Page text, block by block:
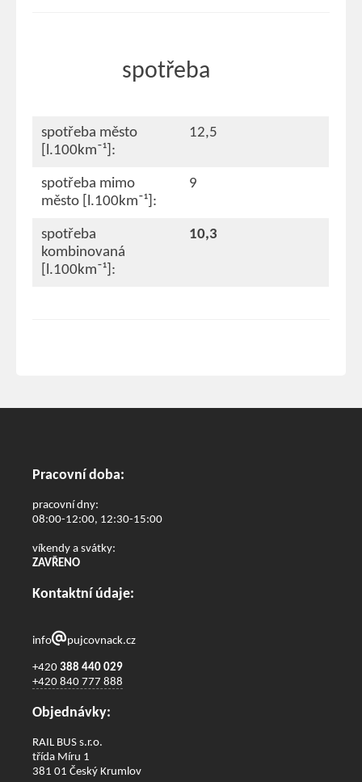
spotřeba
spotřeba město
[l.100km⁻¹]:
12,5
spotřeba mimo
město [l.100km⁻¹]:
9
spotřeba
kombinovaná
[l.100km⁻¹]:
10,3
Pracovní doba:
pracovní dny:
08:00-12:00, 12:30-15:00
víkendy a svátky:
ZAVŘENO
Kontaktní údaje:
info pujcovnack.cz
+420 388 440 029
+420 840 777 888
Objednávky:
RAIL BUS s.r.o.
třída Míru 1
381 01 Český Krumlov